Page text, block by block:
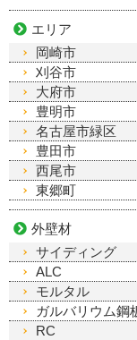
エリア
岡崎市
刈谷市
大府市
豊明市
名古屋市緑区
豊田市
西尾市
東郷町
外壁材
サイディング
ALC
モルタル
ガルバリウム鋼
RC